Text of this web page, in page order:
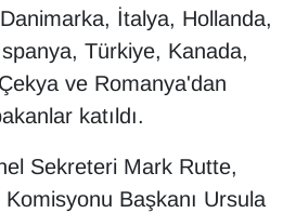
İtalya, Hollanda,
Türkiye, Kanada,
ve Romanya'dan
katıldı.
Sekreteri Mark Rutte,
Başkanı Ursula